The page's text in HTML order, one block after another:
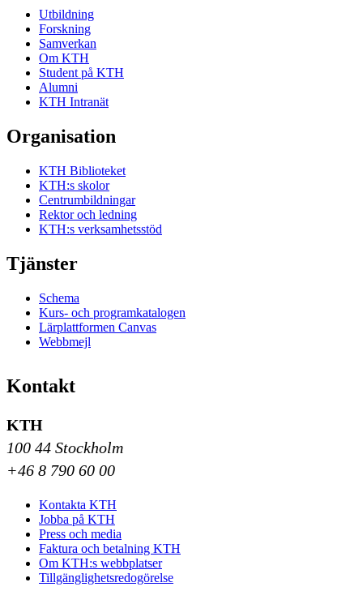
Utbildning
Forskning
Samverkan
Om KTH
Student på KTH
Alumni
KTH Intranät
Organisation
KTH Biblioteket
KTH:s skolor
Centrumbildningar
Rektor och ledning
KTH:s verksamhetsstöd
Tjänster
Schema
Kurs- och programkatalogen
Lärplattformen Canvas
Webbmejl
Kontakt
KTH
100 44 Stockholm
+46 8 790 60 00
Kontakta KTH
Jobba på KTH
Press och media
Faktura och betalning KTH
Om KTH:s webbplatser
Tillgänglighetsredogörelse